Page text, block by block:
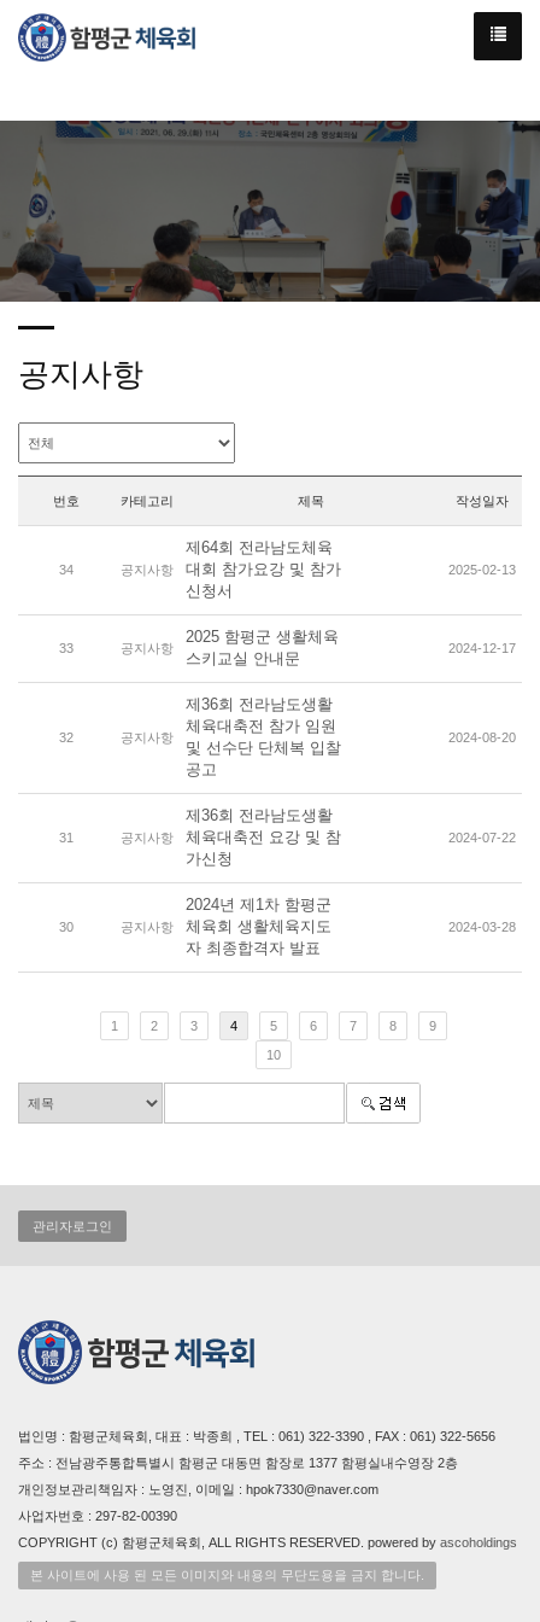
공지사항
번호 카테고리 제목 작성일자
34 공지사항
제64회 전라남도체육
대회 참가요강 및 참가
신청서
2025-02-13
33 공지사항
2025 함평군 생활체육
스키교실 안내문
2024-12-17
32 공지사항
제36회 전라남도생활
체육대축전 참가 임원
및 선수단 단체복 입찰
공고
2024-08-20
31 공지사항
제36회 전라남도생활
체육대축전 요강 및 참
가신청
2024-07-22
30 공지사항
2024년 제1차 함평군
체육회 생활체육지도
자 최종합격자 발표
2024-03-28
1 2 3 4 5 6 7 8
9
10
관리자로그인
법인명 : 함평군체육회, 대표 : 박종희 , TEL : 061) 322-3390 , FAX : 061) 322-5656
주소 : 전남광주통합특별시 함평군 대동면 함장로 1377 함평실내수영장 2층
개인정보관리책임자 : 노영진, 이메일 : hpok7330@naver.com
사업자번호 : 297-82-00390
COPYRIGHT (c) 함평군체육회, ALL RIGHTS RESERVED. powered by ascoholdings
본 사이트에 사용 된 모든 이미지와 내용의 무단도용을 금지 합니다.